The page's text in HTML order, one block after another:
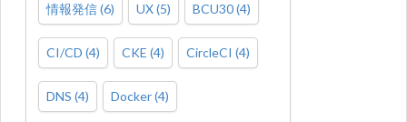
情報発信(6) UX(5) BCU30(4)
CI/CD (4) CKE (4) CircleCI (4)
DNS (4) Docker(4)